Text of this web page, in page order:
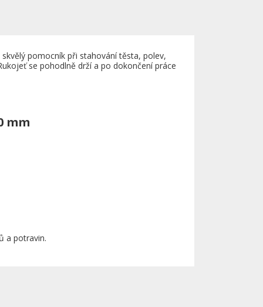
pomocník při stahování těsta, polev,
se pohodlně drží a po dokončení práce
mm
a potravin.